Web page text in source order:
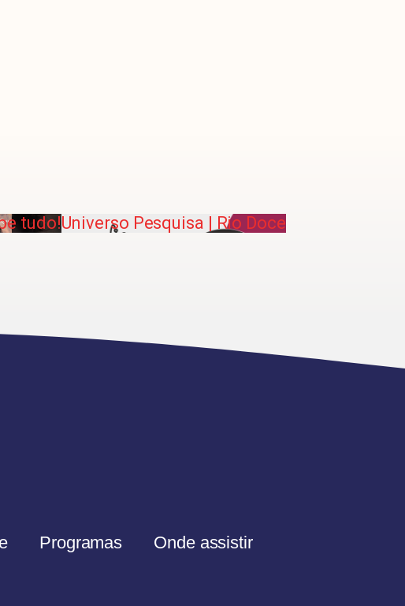
tudo!Universo Pesquisa | Rio Doce
Programas Onde assistir